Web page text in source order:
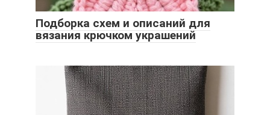
Подборка схем и описаний для
вязания крючком украшений